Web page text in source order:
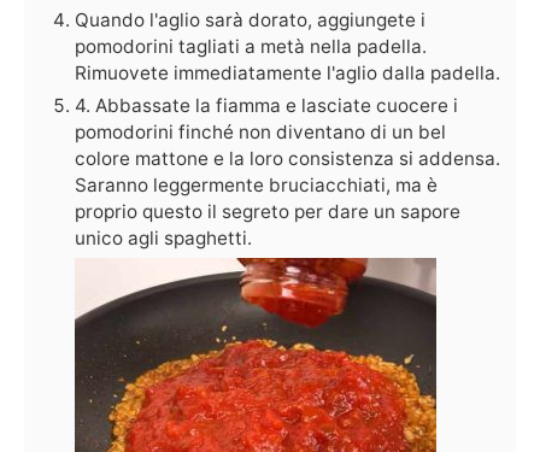
Quando l'aglio sarà dorato, aggiungete i
pomodorini tagliati a metà nella padella.
Rimuovete immediatamente l'aglio dalla padella.
4. Abbassate la fiamma e lasciate cuocere i
pomodorini finché non diventano di un bel
colore mattone e la loro consistenza si addensa.
Saranno leggermente bruciacchiati, ma è
proprio questo il segreto per dare un sapore
unico agli spaghetti.